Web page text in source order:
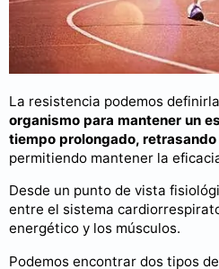
La resistencia podemos
organismo para mantener un
tiempo prolongado,
permitiendo mantener la
Desde un punto de vista
entre el sistema
energético y los músculos.
Podemos encontrar dos tipos